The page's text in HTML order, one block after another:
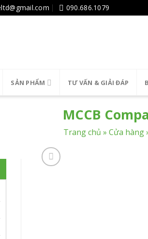
090.686.1079
SẢN PHẨM TƯ VẤN & GIẢI ĐÁP
MCCB
Trang chủ » Cửa hàng